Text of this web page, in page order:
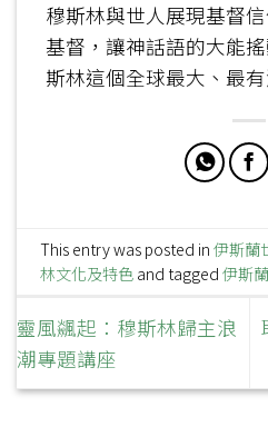
穆斯林與世人展現基督
基督，讓神話語的大能
斯林這個全球最大、最
This entry was posted in伊斯蘭
林文化及特色 and tagged伊斯
靈風飊起：穆斯林歸主浪
潮專題講座